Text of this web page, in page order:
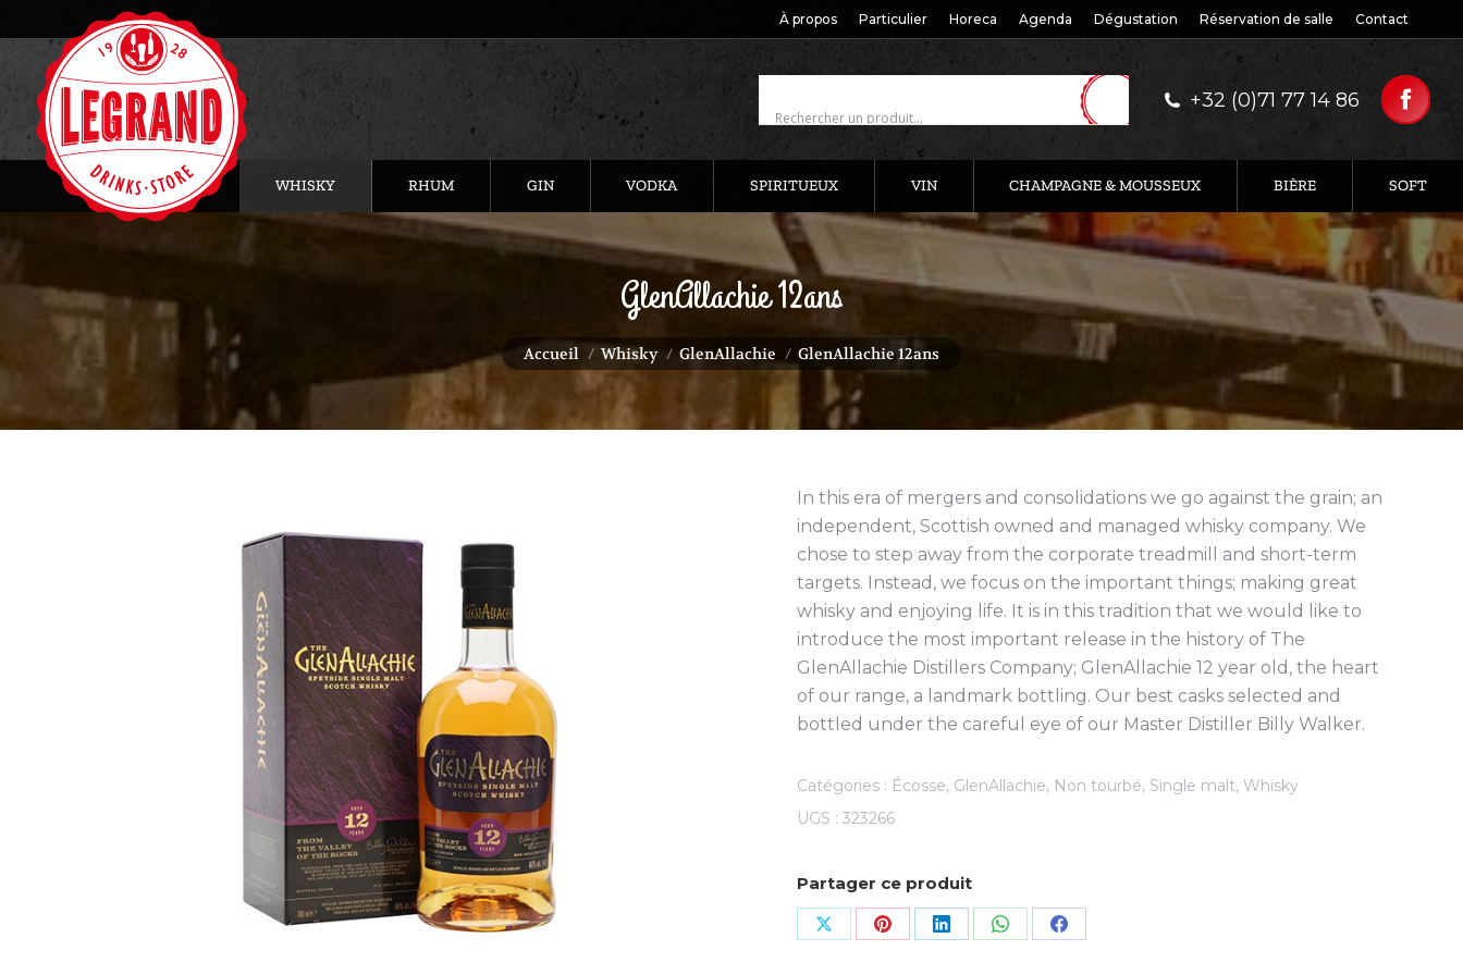
À propos Particulier Horeca Agenda Dégustation Réservation de salle Contact
+32 (0)71 77 14 86
WHISKY RHUM GIN VODKA SPIRITUEUX VIN CHAMPAGNE & MOUSSEUX BIÈRE SOFT
GlenAllachie 12ans
Vous êtes ici :
Accueil Whisky GlenAllachie GlenAllachie 12ans
In this era of mergers and consolidations we go against the grain; an
independent, Scottish owned and managed whisky company. We
chose to step away from the corporate treadmill and short-term
targets. Instead, we focus on the important things; making great
whisky and enjoying life. It is in this tradition that we would like to
introduce the most important release in the history of The
GlenAllachie Distillers Company; GlenAllachie 12 year old, the heart
of our range, a landmark bottling. Our best casks selected and
bottled under the careful eye of our Master Distiller Billy Walker.
Catégories : Écosse, GlenAllachie, Non tourbé, Single malt, Whisky
UGS : 323266
Partager ce produit
Share Share Share Share Share